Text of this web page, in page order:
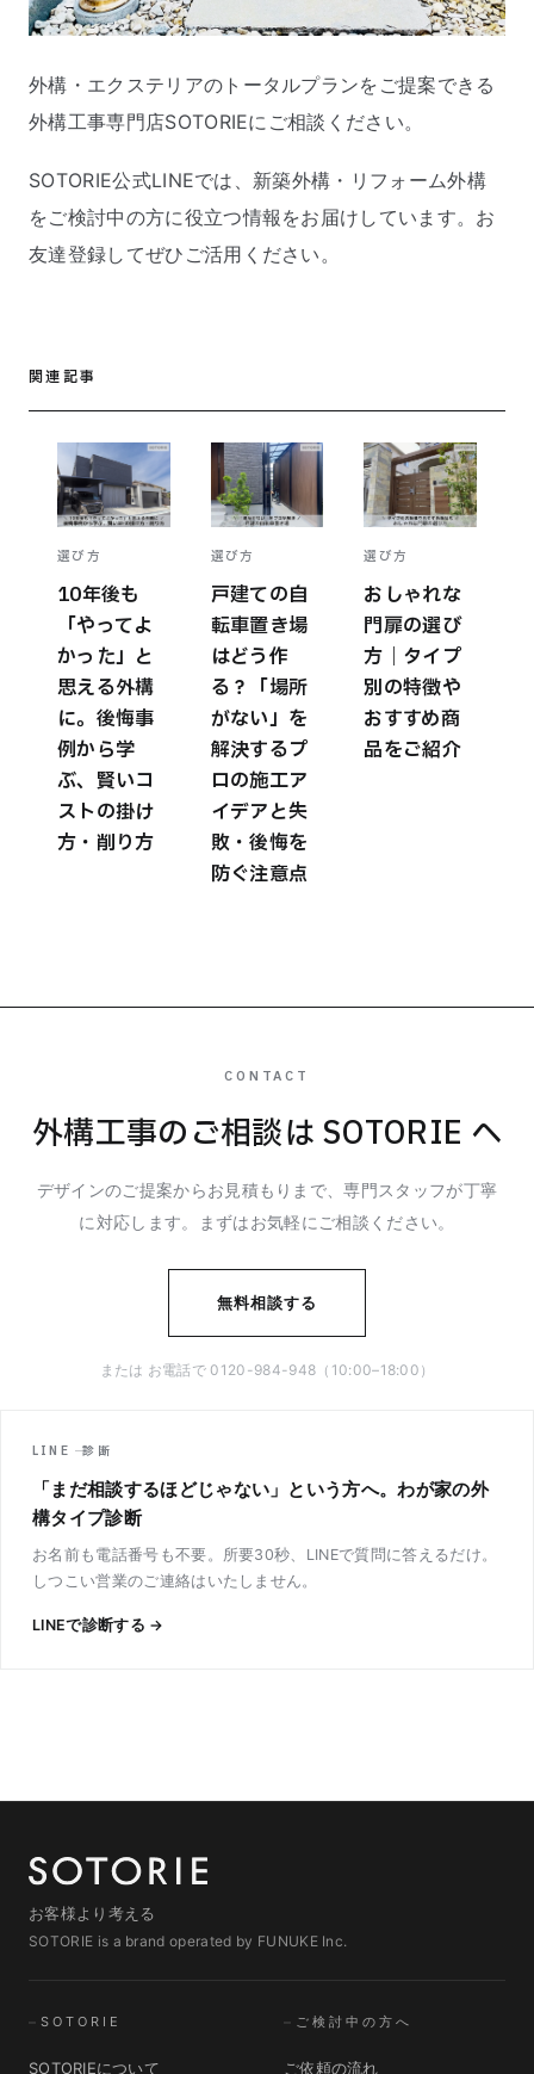
外構・エクステリアのトータルプランをご提案できる
外構工事専門店SOTORIEにご相談ください。
SOTORIE公式LINEでは、新築外構・リフォーム外構
をご検討中の方に役立つ情報をお届けしています。お
友達登録してぜひご活用ください。
関連記事
選び方
10年後も
「やってよ
かった」と
思える外構
に。後悔事
例から学
ぶ、賢いコ
ストの掛け
方・削り方
選び方
戸建ての自
転車置き場
はどう作
る？「場所
がない」を
解決するプ
ロの施工ア
イデアと失
敗・後悔を
防ぐ注意点
選び方
おしゃれな
門扉の選び
方｜タイプ
別の特徴や
おすすめ商
品をご紹介
CONTACT
外構工事のご相談は SOTORIE へ
デザインのご提案からお見積もりまで、専門スタッフが丁寧
に対応します。まずはお気軽にご相談ください。
無料相談する
または お電話で 0120-984-948（10:00–18:00）
LINE ─ 診断
「まだ相談するほどじゃない」という方へ。わが家の外
構タイプ診断
お名前も電話番号も不要。所要30秒、LINEで質問に答えるだけ。
しつこい営業のご連絡はいたしません。
LINEで診断する →
お客様より考える
SOTORIE is a brand operated by FUNUKE Inc.
SOTORIE
SOTORIEについて
ご検討中の方へ
ご依頼の流れ